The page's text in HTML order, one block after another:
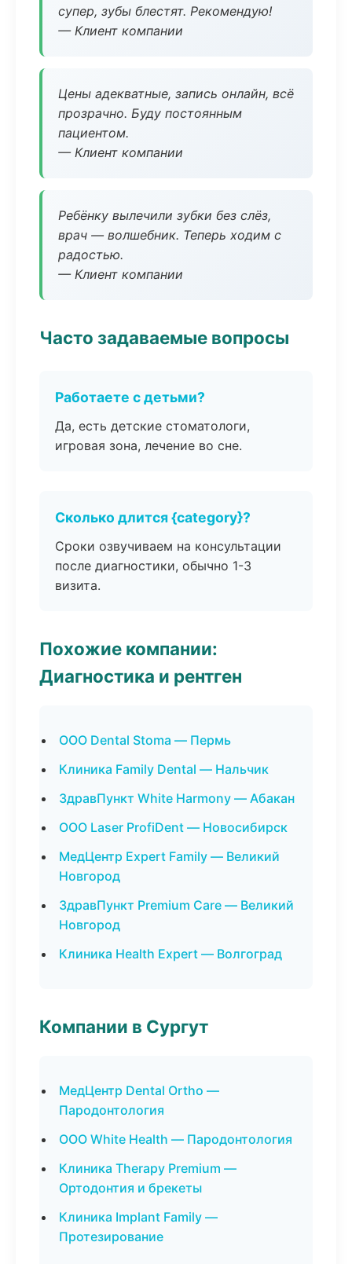
супер, зубы блестят. Рекомендую!
— Клиент компании
Цены адекватные, запись онлайн, всё
прозрачно. Буду постоянным
пациентом.
— Клиент компании
Ребёнку вылечили зубки без слёз,
врач — волшебник. Теперь ходим с
радостью.
— Клиент компании
Часто задаваемые вопросы
Работаете с детьми?
Да, есть детские стоматологи,
игровая зона, лечение во сне.
Сколько длится {category}?
Сроки озвучиваем на консультации
после диагностики, обычно 1-3
визита.
Похожие компании:
Диагностика и рентген
ООО Dental Stoma — Пермь
Клиника Family Dental — Нальчик
ЗдравПункт White Harmony — Абакан
ООО Laser ProfiDent — Новосибирск
МедЦентр Expert Family — Великий
Новгород
ЗдравПункт Premium Care — Великий
Новгород
Клиника Health Expert — Волгоград
Компании в Сургут
МедЦентр Dental Ortho —
Пародонтология
ООО White Health — Пародонтология
Клиника Therapy Premium —
Ортодонтия и брекеты
Клиника Implant Family —
Протезирование